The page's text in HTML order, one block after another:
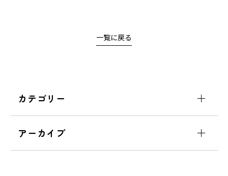
一覧に戻る
カテゴリー
アーカイブ